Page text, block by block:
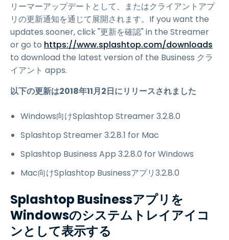
リーマーアップデートとして、またはクライアントアプ
リの更新通知を通じて展開されます。If you want the
updates sooner, click "更新を確認" in the Streamer
or go to https://www.splashtop.com/downloads
to download the latest version of the Business クラ
イアント apps.
以下の更新は2018年11月2日にリリースされました
Windows向けSplashtop Streamer 3.2.8.0
Splashtop Streamer 3.2.8.1 for Mac
Splashtop Business App 3.2.8.0 for Windows
Mac向けSplashtop Businessアプリ3.2.8.0
Splashtop Businessアプリを
Windowsのシステムトレイアイコ
ンとして表示する